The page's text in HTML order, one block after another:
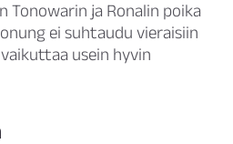
Tonowarin ja Ronalin poika
ei suhtaudu vieraisiin
usein hyvin